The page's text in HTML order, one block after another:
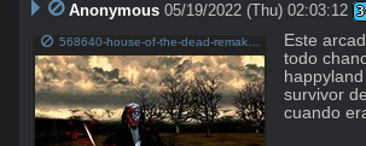
Anonymous 05/19/2022 (Thu) 02:03:12
Este
todo
survivor
cuando